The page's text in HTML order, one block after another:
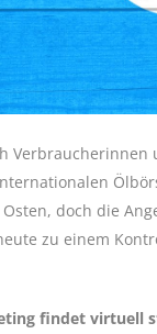
doch die
zu einem
findet virtuell